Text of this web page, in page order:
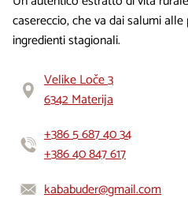
casereccio, che va dai salumi
ingredienti stagionali.
Velike Loče 3
6342 Materija
+386 5 687 40 34
+386 40 847 617
kababuder@gmail.com